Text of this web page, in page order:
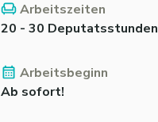
Arbeitszeiten
20 - 30 Deputatsstunden
Arbeitsbeginn
Ab sofort!